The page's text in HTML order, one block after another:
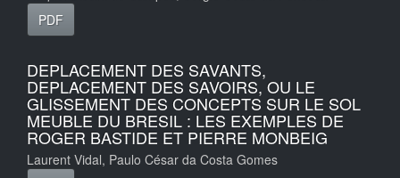
PDF
DEPLACEMENT DES SAVANTS,
DEPLACEMENT DES SAVOIRS, OU LE
GLISSEMENT DES CONCEPTS SUR LE SOL
MEUBLE DU BRESIL : LES EXEMPLES DE
ROGER BASTIDE ET PIERRE MONBEIG
Laurent Vidal, Paulo César da Costa Gomes